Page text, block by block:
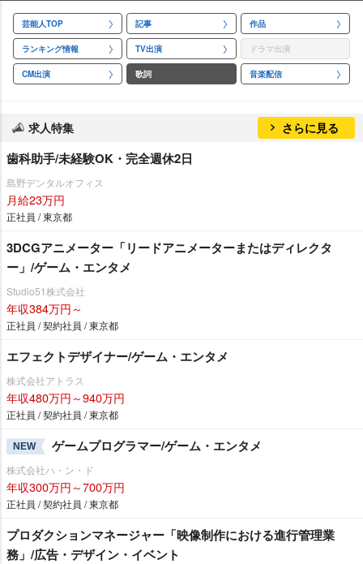
芸能人TOP 記事 作品
ランキング情報 TV出演 ドラマ出演
CM出演 歌詞 音楽配信
求人特集 さらに見る
歯科助手/未経験OK・完全週休2日
島野デンタルオフィス
月給23万円
正社員 / 東京都
3DCGアニメーター「リードアニメーターまたはディレクタ
ー」/ゲーム・エンタメ
Studio51株式会社
年収384万円～
正社員 / 契約社員 / 東京都
エフェクトデザイナー/ゲーム・エンタメ
株式会社アトラス
年収480万円～940万円
正社員 / 契約社員 / 東京都
NEW ゲームプログラマー/ゲーム・エンタメ
株式会社ハ・ン・ド
年収300万円～700万円
正社員 / 契約社員 / 東京都
プロダクションマネージャー「映像制作における進行管理業
務」/広告・デザイン・イベント